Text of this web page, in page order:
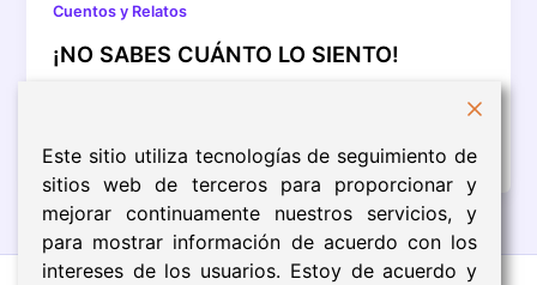
Cuentos y Relatos
¡NO SABES CUÁNTO LO SIENTO!
dormitorio repite […]
Este sitio utiliza tecnologías de seguimiento de
sitios web de terceros para proporcionar y
mejorar continuamente nuestros servicios, y
para mostrar información de acuerdo con los
intereses de los usuarios. Estoy de acuerdo y